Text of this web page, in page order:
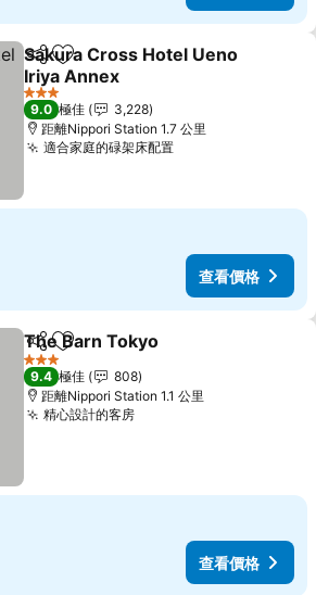
分享 放到收藏夾
Sakura Cross Hotel Ueno
Iriya Annex
3 星級
9.0 極佳
3,228
距離Nippori Station 1.7 公里
適合家庭的碌架床配置
查看價格
分享 放到收藏夾
The Barn Tokyo
3 星級
9.4 極佳
808
距離Nippori Station 1.1 公里
精心設計的客房
查看價格